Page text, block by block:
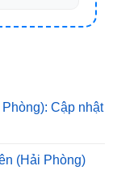
Cập nhật
(Hải Phòng)